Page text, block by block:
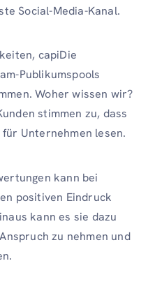
Social-Media-Kanal.
capiDie
Publikumspools
Woher wissen wir?
stimmen zu, dass
Unternehmen lesen.
kann bei
positiven Eindruck
kann es sie dazu
zu nehmen und